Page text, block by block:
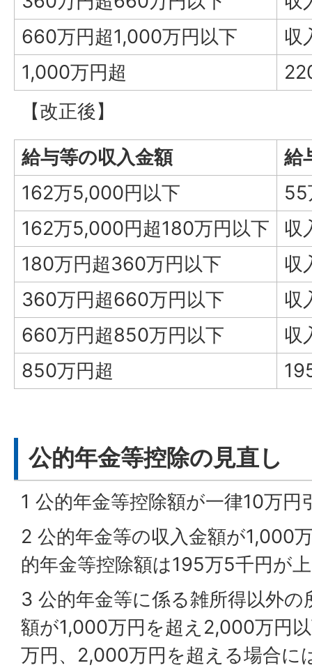
660万円超1,000万円以下
収
1,000万円超
【改正後】
給与等の収入金額
給
162万5,000円以下
55
162万5,000円超180万円以下
収
180万円超360万円以下
収
360万円超660万円以下
収
660万円超850万円以下
収
850万円超
公的年金等控除の見直し
1 公的年金等控除額が一律10万
2 公的年金等の収入金額が1,000
的年金等控除額は195万5千円が
3 公的年金等に係る雑所得以外
額が1,000万円を超え2,000万円
万円、2,000万円を超える場合に